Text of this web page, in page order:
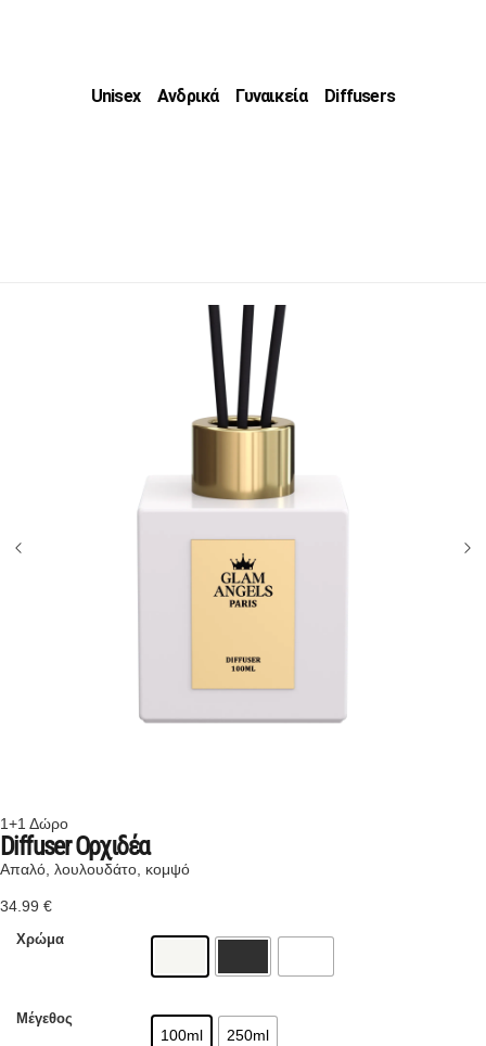
Unisex Ανδρικά Γυναικεία Diffusers
1+1 Δώρο
Diffuser Ορχιδέα
Απαλό, λουλουδάτο, κομψό
34.99 €
Χρώμα
Μέγεθος
100ml 250ml